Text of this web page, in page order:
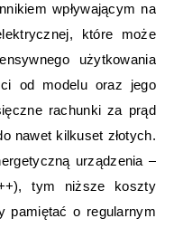
wpływającym na
które może
użytkowania
od modelu oraz jego
rachunki za prąd
nawet kilkuset złotych.
urządzenia –
tym niższe koszty
pamiętać o regularnym